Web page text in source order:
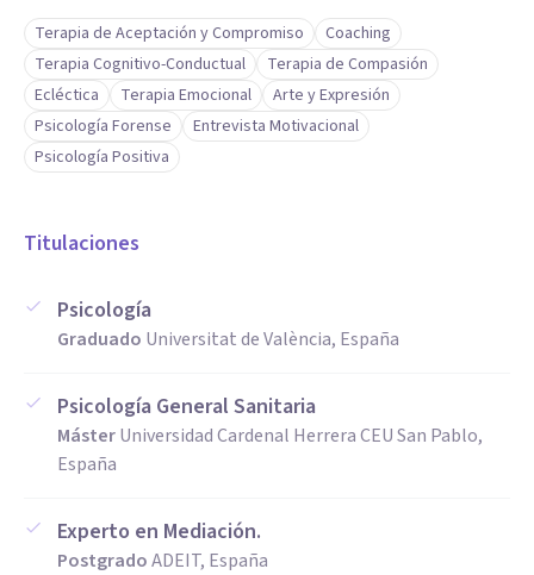
Terapia de Aceptación y Compromiso
Coaching
Terapia Cognitivo-Conductual
Terapia de Compasión
Ecléctica
Terapia Emocional
Arte y Expresión
Psicología Forense
Entrevista Motivacional
Psicología Positiva
Titulaciones
Psicología
Graduado Universitat de València, España
Psicología General Sanitaria
MásterUniversidad Cardenal Herrera CEU San Pablo,
España
Experto en Mediación.
PostgradoADEIT, España